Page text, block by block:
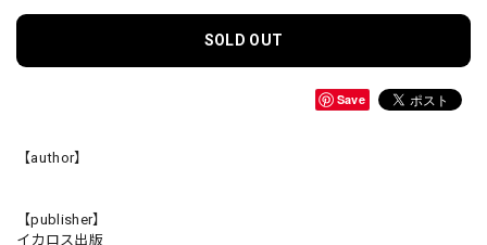
SOLD OUT
Save
【author】
【publisher】
イカロス出版